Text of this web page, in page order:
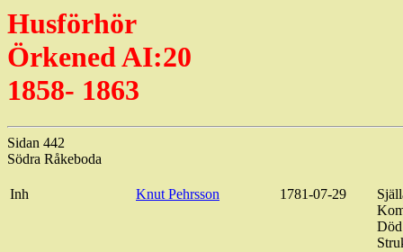
Husförhör
Örkened AI:20
1858- 1863
Sidan 442
Södra Råkeboda
Inh Knut Pehrsson 1781-07-29